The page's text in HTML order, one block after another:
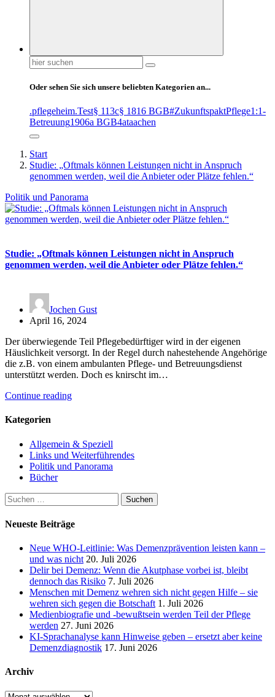
Suchen
nach:
Oder sehen Sie sich unsere beliebten Kategorien an...
.pflegeheim.Test§ 113c§ 1816 BGB#ZukunftspaktPflege1:1-
Betreuung1906a BGB4ataachen
Start
Studie: „Oftmals können Leistungen nicht in Anspruch
genommen werden, weil die Anbieter oder Plätze fehlen.“
Politik und Panorama
Studie: „Oftmals können Leistungen nicht in Anspruch
genommen werden, weil die Anbieter oder Plätze fehlen.“
Jochen Gust
April 16, 2024
Der überwiegende Teil Pflegebedürftiger wird in der eigenen
Häuslichkeit versorgt. In der Regel durch nahestehende Angehörige
die z.B. von einem ambulanten Pflege- und Betreuungsdienst
unterstützt werden. Doch es knirscht im…
Continue reading
Kategorien
Allgemein & Speziell
Links und Weiterführendes
Politik und Panorama
Bücher
Suchen
nach:
Neueste Beiträge
Neue WHO-Leitlinie: Was Demenzprävention leisten kann –
und was nicht 20. Juli 2026
Delir bei Demenz: Wenn die Akutphase vorbei ist, bleibt
dennoch das Risiko 7. Juli 2026
Menschen mit Demenz wehren sich nicht gegen Hilfe – sie
wehren sich gegen die Botschaft 1. Juli 2026
Medienbiografie und -bewußtsein werden Teil der Pflege
werden 27. Juni 2026
KI-Sprachanalyse kann Hinweise geben – ersetzt aber keine
Demenzdiagnostik 17. Juni 2026
Archiv